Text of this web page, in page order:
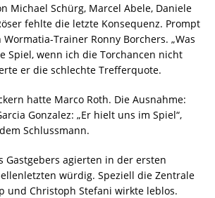
Michael Schürg, Marcel Abele, Daniele
fehlte die letzte Konsequenz. Prompt
Wormatia-Trainer Ronny Borchers. „Was
Spiel, wenn ich die Torchancen nicht
er die schlechte Trefferquote.
hatte Marco Roth. Die Ausnahme:
Gonzalez: „Er hielt uns im Spiel“,
Schlussmann.
Gast­gebers agierten in der ersten
würdig. Speziell die Zentrale
und Christoph Stefani wirkte leblos.